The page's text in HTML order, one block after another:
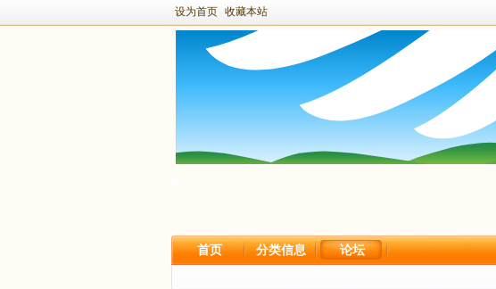
设为首页 收藏本站
首页 分类信息 论坛